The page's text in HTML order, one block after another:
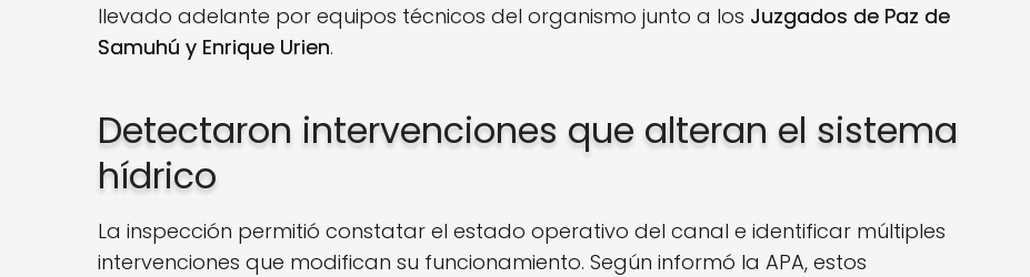
llevado adelante por equipos técnicos del organismo junto a los Juzgados de Paz de
Samuhú y Enrique Urien.
Detectaron intervenciones que alteran el sistema
hídrico
La inspección permitió constatar el estado operativo del canal e identificar múltiples
intervenciones que modifican su funcionamiento. Según informó la APA, estos